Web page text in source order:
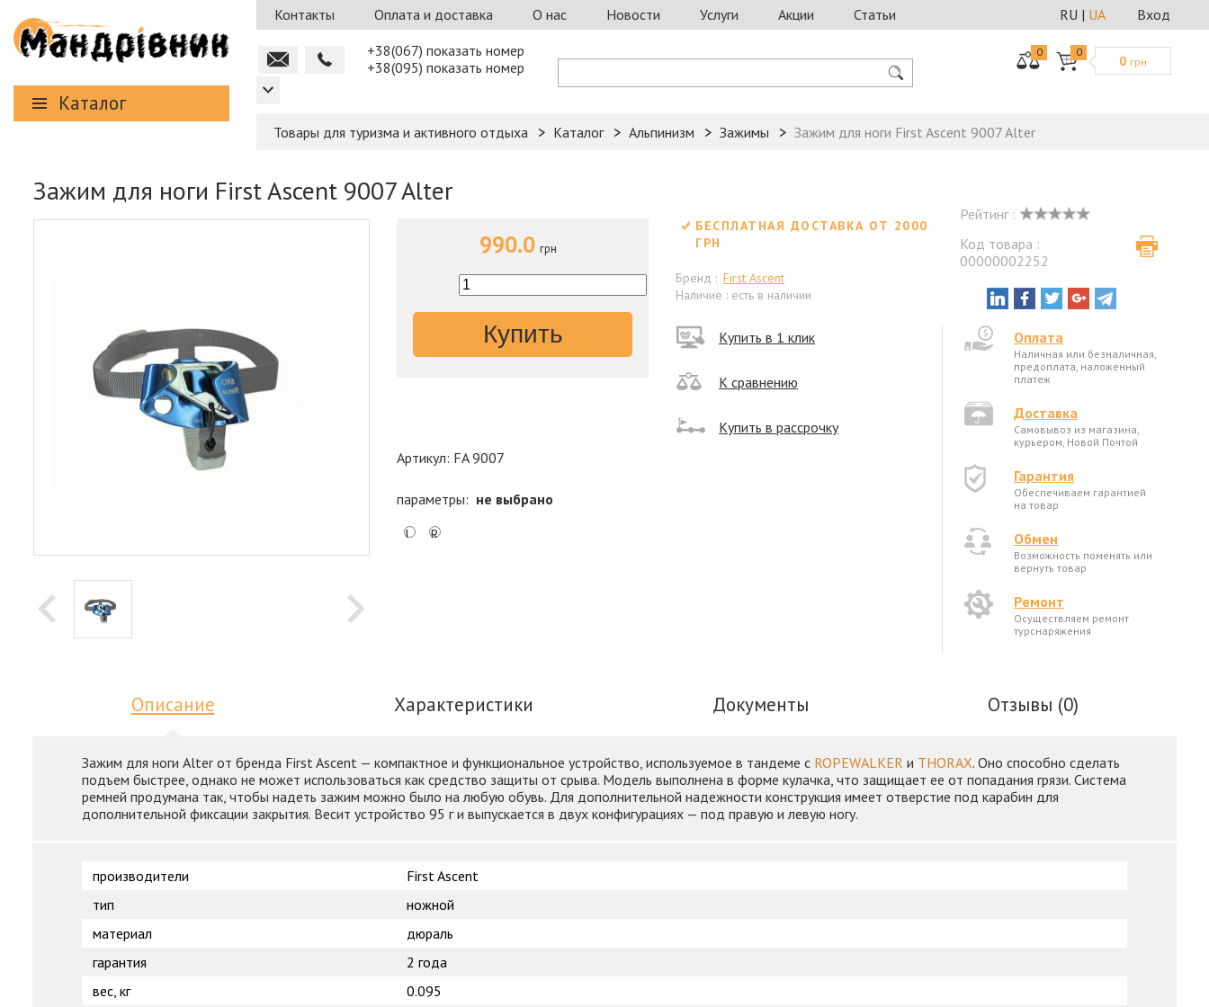
Каталог
Контакты Оплата и доставка О нас Новости Услуги Акции Статьи Вход
RU | UA
+38(067) показать номер
+38(095) показать номер
0 0
0 грн
Товары для туризма и активного отдыха Каталог Альпинизм Зажимы Зажим для ноги First Ascent 9007 Alter
Зажим для ноги First Ascent 9007 Alter
Рейтинг :
Код товара :
00000002252
Оплата
Наличная или безналичная,
предоплата, наложенный
платеж
Доставка
Самовывоз из магазина,
курьером, Новой Почтой
Гарантия
Обеспечиваем гарантией
на товар
Обмен
Возможность поменять или
вернуть товар
Ремонт
Осуществляем ремонт
турснаряжения
БЕСПЛАТНАЯ ДОСТАВКА ОТ 2000
ГРН
Бренд : First Ascent
Наличие : есть в наличии
990.0 грн
Купить Купить в 1 клик
К сравнению
Купить в рассрочку
Артикул: FA 9007
параметры: не выбрано
L
R
Описание Характеристики Документы Отзывы (0)
Зажим для ноги Alter от бренда First Ascent — компактное и функциональное устройство, используемое в тандеме с ROPEWALKER и THORAX. Оно способно сделать
подъем быстрее, однако не может использоваться как средство защиты от срыва. Модель выполнена в форме кулачка, что защищает ее от попадания грязи. Система
ремней продумана так, чтобы надеть зажим можно было на любую обувь. Для дополнительной надежности конструкция имеет отверстие под карабин для
дополнительной фиксации закрытия. Весит устройство 95 г и выпускается в двух конфигурациях — под правую и левую ногу.
производители
First Ascent
тип
ножной
материал
дюраль
гарантия
2 года
вес, кг
0.095